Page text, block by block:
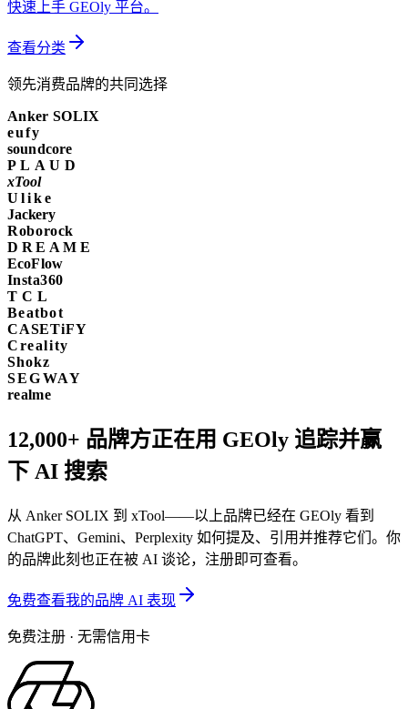
快速上手 GEOly 平台。
查看分类
领先消费品牌的共同选择
Anker SOLIX
eufy
soundcore
PLAUD
xTool
Ulike
Jackery
Roborock
DREAME
EcoFlow
Insta360
TCL
Beatbot
CASETiFY
Creality
Shokz
SEGWAY
realme
12,000+ 品牌方正在用 GEOly 追踪并赢
下 AI 搜索
从 Anker SOLIX 到 xTool——以上品牌已经在 GEOly 看到
ChatGPT、Gemini、Perplexity 如何提及、引用并推荐它们。你
的品牌此刻也正在被 AI 谈论，注册即可查看。
免费查看我的品牌 AI 表现
免费注册 · 无需信用卡